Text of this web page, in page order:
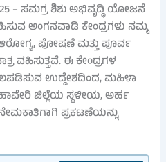
– ಸಮಗ್ರ ಶಿಶು ಅಭಿವೃದ್ಧಿ ಯೋಜನೆ
ಅಂಗನವಾಡಿ ಕೇಂದ್ರಗಳು ನಮ್ಮ
ಪೋಷಣೆ ಮತ್ತು ಪೂರ್ವ
ವಹಿಸುತ್ತವೆ. ಈ ಕೇಂದ್ರಗಳ
ಉದ್ದೇಶದಿಂದ, ಮಹಿಳಾ
ಜಿಲ್ಲೆಯ ಸ್ಥಳೀಯ, ಅರ್ಹ
ಪ್ರಕಟಣೆಯನ್ನು